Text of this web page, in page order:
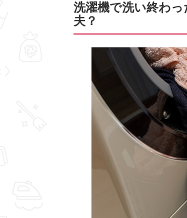
洗濯機で洗い終わ
夫？